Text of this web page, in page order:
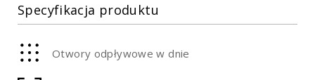
Specyfikacja produktu
Otwory odpływowe w dnie